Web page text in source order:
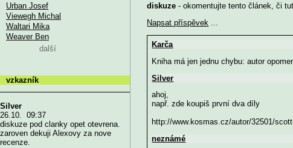
diskuze - okomentujte tento článek, či
Napsat příspěvek ...
Karča
Kniha má jen jednu chybu: autor
Silver
ahoj,
např. zde koupiš první dva díly
http://www.kosmas.cz/autor/32501/
neznámé
Urban Josef
Viewegh Michal
Waltari Mika
Weaver Ben
další
vzkazník
Silver
26.10. 09:37
diskuze pod clanky opet otevrena.
zaroven dekuji Alexovy za nove
recenze.